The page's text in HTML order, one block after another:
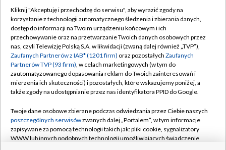
TVP
Abonament TVP
Sklep TVP
Biuro Reklamy
Oferta Handlowa
Emisja w TVP
Rada Programowa
Regulamin TVP
Polityka prywatności
Moje zgody
Biuro reklamy
Kanały
Kliknij "Akceptuję i przechodzę do serwisu", aby wyrazić zgody na
korzystanie z technologii automatycznego śledzenia i zbierania danych,
dostęp do informacji na Twoim urządzeniu końcowym i ich
przechowywanie oraz na przetwarzanie Twoich danych osobowych przez
nas, czyli Telewizję Polską S.A. w likwidacji (zwaną dalej również „TVP”),
Zaufanych Partnerów z IAB* (1201 firm) oraz pozostałych Zaufanych
Partnerów TVP (93 firm), w celach marketingowych (w tym do
zautomatyzowanego dopasowania reklam do Twoich zainteresowań i
mierzenia ich skuteczności) i pozostałych, które wskazujemy poniżej, a
także zgody na udostępnianie przez nas identyfikatora PPID do Google.
Twoje dane osobowe zbierane podczas odwiedzania przez Ciebie naszych
poszczególnych serwisówzwanych dalej „Portalem”, w tym informacje
zapisywane za pomocą technologii takich jak: pliki cookie, sygnalizatory
WWW lub innych podobnych technologii umożliwiających świadczenie